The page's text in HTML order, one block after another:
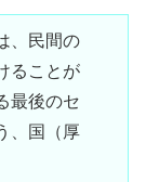
、民間の
ることが
最後のセ
、国（厚